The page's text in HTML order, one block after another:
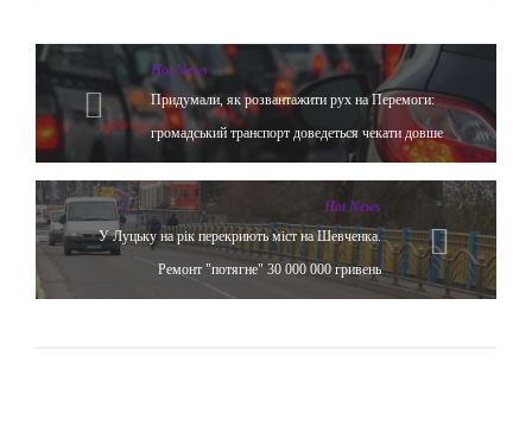
Hot News
Придумали, як розвантажити рух на Перемоги:
громадський транспорт доведеться чекати довше
Hot News
У Луцьку на рік перекриють міст на Шевченка.
Ремонт "потягне" 30 000 000 гривень